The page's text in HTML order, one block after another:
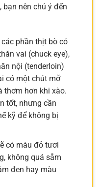
bạn nên chú ý đến
phần thịt bò có
vai (chuck eye),
nội (tenderloin)
có một chút mỡ
thơm hơn khi xào.
tốt, nhưng cần
kỹ để không bị
có màu đỏ tươi
không quá sẫm
đen hay màu